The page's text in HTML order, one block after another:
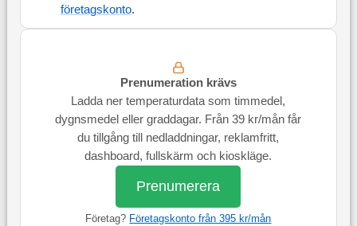
företagskonto.
Prenumeration krävs
Ladda ner temperaturdata som timmedel,
dygnsmedel eller graddagar. Från 39 kr/mån får
du tillgång till nedladdningar, reklamfritt,
dashboard, fullskärm och kioskläge.
Prenumerera
Företag? Företagskonto från 395 kr/mån